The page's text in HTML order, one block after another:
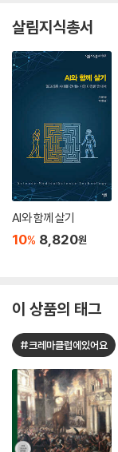
살림지식총서
AI와 함께 살기
10% 8,820원
이 상품의 태그
#크레마클럽에있어요